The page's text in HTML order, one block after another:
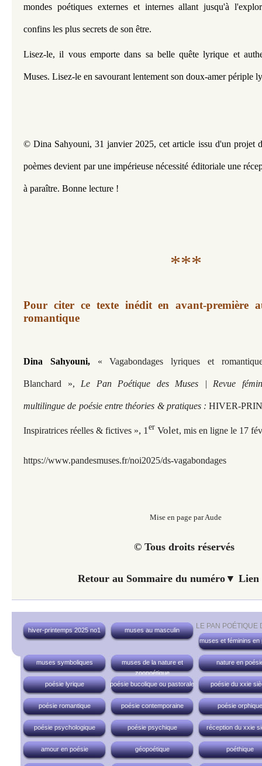
mondes poétiques externes et internes allant jusqu'à
confins les plus secrets de son être.
Lisez-le, il vous emporte dans sa belle quête lyrique et
Muses. Lisez-le en savourant lentement son doux-amer périple
© Dina Sahyouni, 31 janvier 2025, cet article issu d'un projet
poèmesdevient par une impérieusenécessité éditoriale une
à paraître. Bonne lecture !
***
Pour citer ce texte inédit en avant-première
romantique
Dina Sahyouni, « Vagabondages lyriques et
Blanchard », Le Pan Poétique des Muses | Revue
multilingue de poésie entre théories & pratiques :HIVER-
Inspiratrices réelles & fictives », 1er Volet, mis en ligne le 17
https://www.pandesmuses.fr/noi2025/ds-vagabondages
Mise en page par Aude
© Tous droits réservés
Retour au Sommaire du numéro▼ Lien
LE PAN POÉTIQUE
hiver-printemps 2025 no1
muses au masculin
muses et féminins en
muses symboliques
muses de la nature et
zoopoétique
nature en
poésie lyrique poésie bucolique ou pastorale poésie du xxie
poésie romantique poésie contemporaine poésie orphique
poésie psychologique poésie psychique réception du xxie
amour en poésie géopoétique poéthique